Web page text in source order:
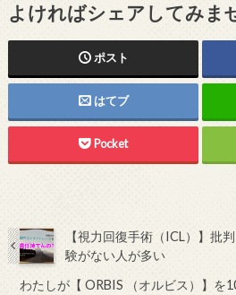
よければシェアしてみま
ポスト
はてブ
Pocket
【視力回復手術（ICL）】批
験がない人が多い
わたしが【 ORBIS （オルビス）】を